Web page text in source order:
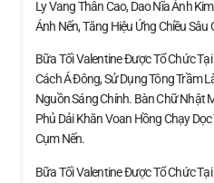
Ly Vang Thân Cao, Dao Nĩa Ánh
Ánh Nến, Tăng Hiệu Ứng Chiều Sâu
Bữa Tối Valentine Được Tổ Chức
Cách Á Đông, Sử Dụng Tông Trầm
Nguồn Sáng Chính. Bàn Chữ Nhật
Phủ Dải Khăn Voan Hồng Chạy
Cụm Nến.
Bữa Tối Valentine Được Tổ Chức